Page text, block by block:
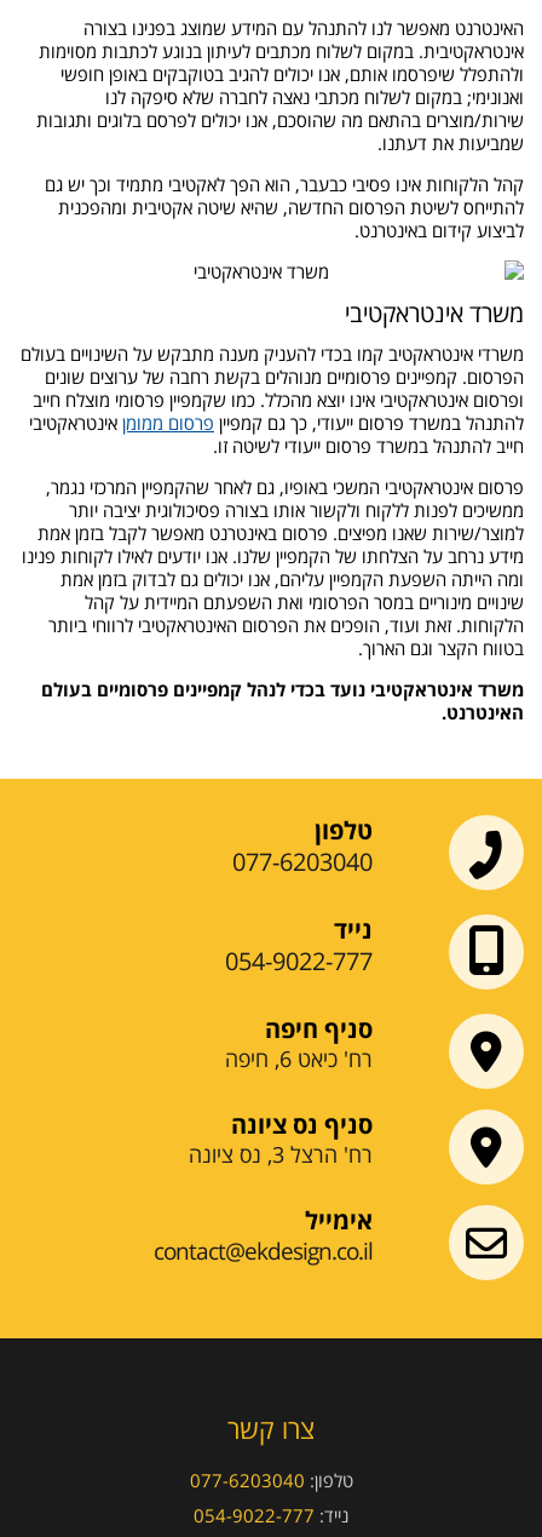
האינטרנט מאפשר לנו להתנהל עם המידע שמוצג בפנינו בצורה
אינטראקטיבית. במקום לשלוח מכתבים לעיתון בנוגע לכתבות מסוימות
ולהתפלל שיפרסמו אותם, אנו יכולים להגיב בטוקבקים באופן חופשי
ואנונימי; במקום לשלוח מכתבי נאצה לחברה שלא סיפקה לנו
שירות/מוצרים בהתאם מה שהוסכם, אנו יכולים לפרסם בלוגים ותגובות
שמביעות את דעתנו.
קהל הלקוחות אינו פסיבי כבעבר, הוא הפך לאקטיבי מתמיד וכך יש גם
להתייחס לשיטת הפרסום החדשה, שהיא שיטה אקטיבית ומהפכנית
לביצוע קידום באינטרנט.
משרד אינטראקטיבי
משרדי אינטראקטיב קמו בכדי להעניק מענה מתבקש על השינויים בעולם
הפרסום. קמפיינים פרסומיים מנוהלים בקשת רחבה של ערוצים שונים
ופרסום אינטראקטיבי אינו יוצא מהכלל. כמו שקמפיין פרסומי מוצלח חייב
להתנהל במשרד פרסום ייעודי, כך גם קמפיין פרסום ממומן אינטראקטיבי
חייב להתנהל במשרד פרסום ייעודי לשיטה זו.
פרסום אינטראקטיבי המשכי באופיו, גם לאחר שהקמפיין המרכזי נגמר,
ממשיכים לפנות ללקוח ולקשור אותו בצורה פסיכולוגית יציבה יותר
למוצר/שירות שאנו מפיצים. פרסום באינטרנט מאפשר לקבל בזמן אמת
מידע נרחב על הצלחתו של הקמפיין שלנו. אנו יודעים לאילו לקוחות פנינו
ומה הייתה השפעת הקמפיין עליהם, אנו יכולים גם לבדוק בזמן אמת
שינויים מינוריים במסר הפרסומי ואת השפעתם המיידית על קהל
הלקוחות. זאת ועוד, הופכים את הפרסום האינטראקטיבי לרווחי ביותר
בטווח הקצר וגם הארוך.
משרד אינטראקטיבי נועד בכדי לנהל קמפיינים פרסומיים בעולם
האינטרנט.
טלפון
077-6203040
נייד
054-9022-777
סניף חיפה
רח' כיאט 6, חיפה
סניף נס ציונה
רח' הרצל 3, נס ציונה
אימייל
contact@ekdesign.co.il
צרו קשר
טלפון: 077-6203040
נייד: 054-9022-777